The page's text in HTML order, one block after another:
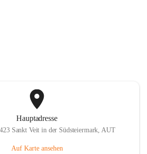
Hauptadresse
Sankt Veit in der Südsteiermark, AUT
Auf Karte ansehen